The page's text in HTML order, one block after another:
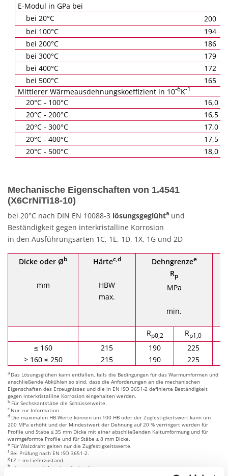
E-Modul in GPa bei
bei 20°C
200
bei 100°C
194
bei 200°C
186
bei 300°C
179
bei 400°C
172
bei 500°C
165
Mittlerer Wärmeausdehnungskoeffizient in 10-6K-1
20°C - 100°C
16,0
20°C - 200°C
16,5
20°C - 300°C
17,0
20°C - 400°C
17,5
20°C - 500°C
18,0
Mechanische Eigenschaften von 1.4541
(X6CrNiTi18-10)
bei 20°C nach DIN EN 10088-3 lösungsgeglühta und
Beständigkeit gegen interkristalline Korrosion
in den Ausführungsarten 1C, 1E, 1D, 1X, 1G und 2D
Dicke oder Øb
mm
Härtec,d
HBW
max.
Dehngrenzee
Rp
MPa
min.
Rp0,2 Rp1,0
≤ 160
> 160 ≤ 250
215
215
190
190
225
225
a Das Lösungsglühen kann entfallen, falls die Bedingungen für das Warmumformen und
anschließende Abkühlen so sind, dass die Anforderungen an die mechanischen
Eigenschaften des Erzeugnisses und die in EN ISO 3651-2 definierte Beständigkeit
gegen interkristalline Korrosion eingehalten werden.
b Für Sechskantstäbe die Schlüsselweite.
c Nur zur Information.
d Die maximalen HB-Werte können um 100 HB oder der Zugfestigkeitswert kann um
200 MPa erhöht und der Mindestwert der Dehnung auf 20 % verringert werden für
Profile und Stäbe ≤ 35 mm Dicke mit einer abschließenden Kaltumformung und für
warmgeformte Profile und für Stäbe ≤ 8 mm Dicke.
e Für Walzdraht gelten nur die Zugfestigkeitswerte.
f Bei Prüfung nach EN ISO 3651-2.
g LZ = im Lieferzustand.
h sZ = im sensibilisierten Zustand.